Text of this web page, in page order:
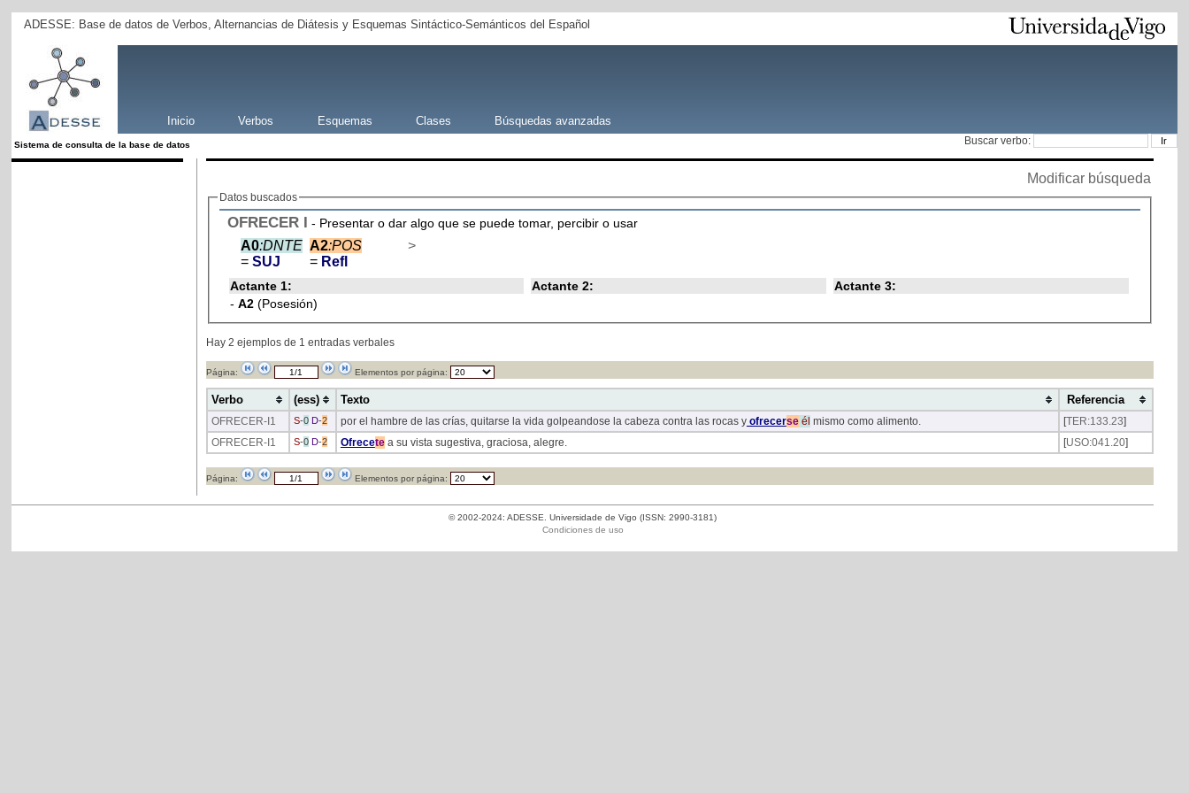
ADESSE: Base de datos de Verbos, Alternancias de Diátesis y Esquemas Sintáctico-Semánticos del Español
Inicio Verbos Esquemas Clases Búsquedas avanzadas
Sistema de consulta de la base de datos Buscar verbo:
Modificar búsqueda
Datos buscados
OFRECER I - Presentar o dar algo que se puede tomar, percibir o usar
A0:DNTE
= SUJ
A2:POS
= Refl
>
Actante 1:
- A2 (Posesión)
Actante 2: Actante 3:
Hay 2 ejemplos de 1 entradas verbales
Página: Elementos por página:
Verbo (ess) Texto Referencia
OFRECER-I1 S-0 D-2 por el hambre de las crías, quitarse la vida golpeandose la cabeza contra las rocas yofrecerseél mismo como alimento. [TER:133.23]
OFRECER-I1 S-0 D-2 Ofrecetea su vista sugestiva, graciosa, alegre. [USO:041.20]
Página: Elementos por página:
© 2002-2024: ADESSE. Universidade de Vigo (ISSN: 2990-3181)
Condiciones de uso